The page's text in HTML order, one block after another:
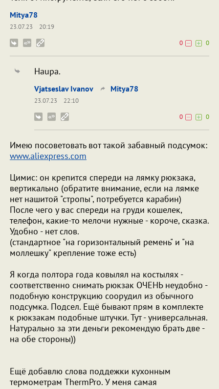
Mitya78
23.07.23
20:19
0
0
Haupa.
Vjatseslav Ivanov Mitya78
23.07.23
22:10
0
0
Имею посоветовать вот такой забавный подсумок:
www.aliexpress.com
Цимис: он крепится спереди на лямку рюкзака,
вертикально (обратите внимание, если на лямке
нет нашитой "стропы", потребуется карабин)
После чего у вас спереди на груди кошелек,
телефон, какие-то мелочи нужные - короче, сказка.
Удобно - нет слов.
(стандартное "на горизонтальный ремень" и "на
моллешку" крепление тоже есть)
Я когда полтора года ковылял на костылях -
соответственно снимать рюкзак ОЧЕНЬ неудобно -
подобную конструкцию соорудил из обычного
подсумка. Подсел. Ещё бывают прям в комплекте
к рюкзакам подобные штучки. Тут - универсальная.
Натурально за эти деньги рекомендую брать две -
на обе стороны))
Ещё добавлю слова поддежки кухонным
термометрам ThermPro. У меня самая